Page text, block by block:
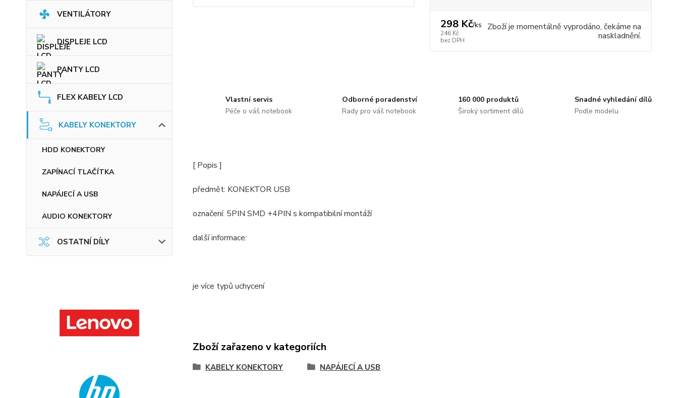
VENTILÁTORY
DISPLEJE LCD
PANTY LCD
FLEX KABELY LCD
KABELY KONEKTORY
HDD KONEKTORY
ZAPÍNACÍ TLAČÍTKA
NAPÁJECÍ A USB
AUDIO KONEKTORY
OSTATNÍ DÍLY
298 Kč/ks
246 Kč
bez DPH
Zboží je momentálně vyprodáno, čekáme na
naskladnění.
Vlastní servis
Péče o váš notebook
Odborné poradenství
Rady pro váš notebook
160 000 produktů
Široký sortiment dílů
Snadné vyhledání dílů
Podle modelu
[ Popis ]
předmět: KONEKTOR USB
označení: 5PIN SMD +4PIN s kompatibilní montáží
další informace:
je více typů uchycení
Zboží zařazeno v kategoriích
KABELY KONEKTORY NAPÁJECÍ A USB